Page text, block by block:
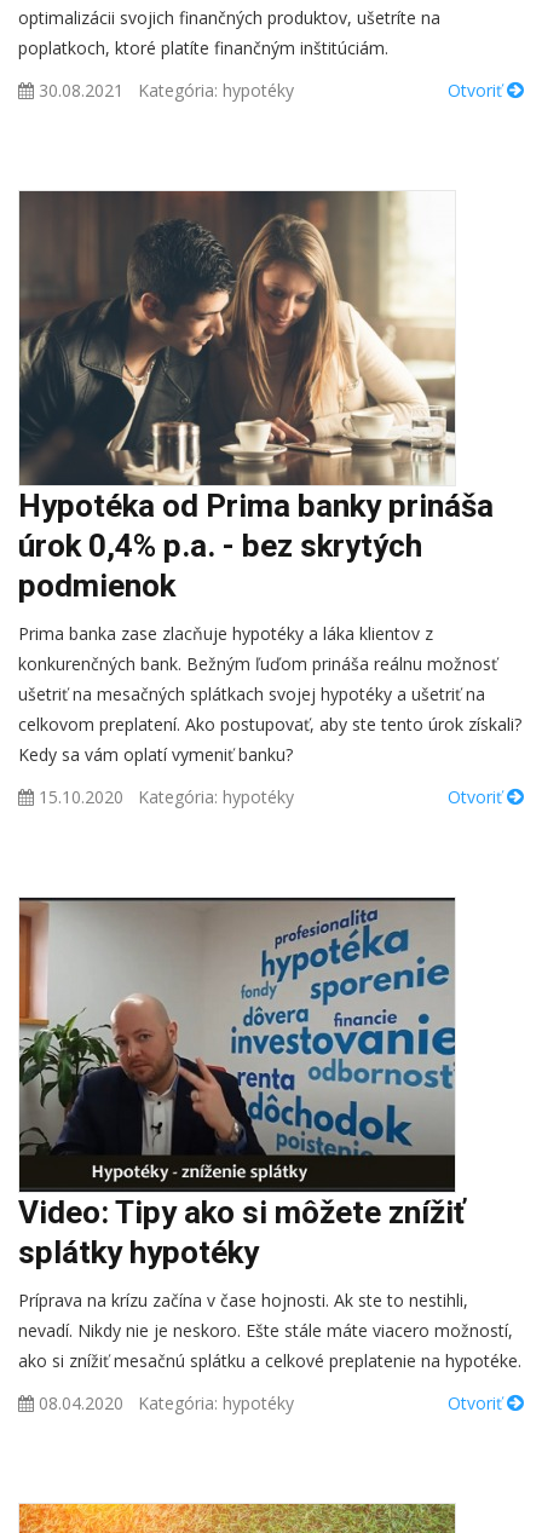
optimalizácii svojich finančných produktov, ušetríte na
poplatkoch, ktoré platíte finančným inštitúciám.
30.08.2021
Kategória: hypotéky Otvoriť
Hypotéka od Prima banky prináša
úrok 0,4% p.a. - bez skrytých
podmienok
Prima banka zase zlacňuje hypotéky a láka klientov z
konkurenčných bank. Bežným ľuďom prináša reálnu možnosť
ušetriť na mesačných splátkach svojej hypotéky a ušetriť na
celkovom preplatení. Ako postupovať, aby ste tento úrok získali?
Kedy sa vám oplatí vymeniť banku?
15.10.2020
Kategória: hypotéky Otvoriť
Video: Tipy ako si môžete znížiť
splátky hypotéky
Príprava na krízu začína v čase hojnosti. Ak ste to nestihli,
nevadí. Nikdy nie je neskoro. Ešte stále máte viacero možností,
ako si znížiť mesačnú splátku a celkové preplatenie na hypotéke.
08.04.2020
Kategória: hypotéky Otvoriť